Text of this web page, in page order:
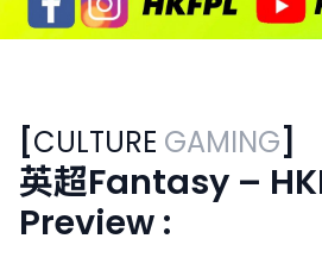
[CULTURE GAMING]
英超Fantasy –
Preview :